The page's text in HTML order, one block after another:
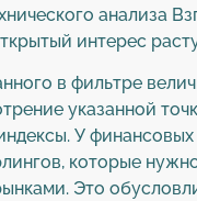
анализа
интерес
в фильтре
указанной
У
которые
Это